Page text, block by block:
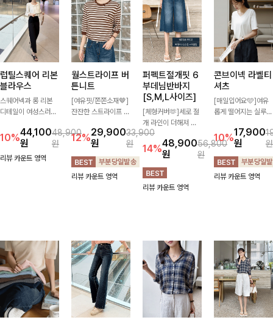
럽틸스퀘어 리본
블라우스
스퀘어넥과 롱 리본
디테일이 여성스러운
는 블라우스입니다.
자연스럽게 잡힌 셔링
과 봉긋한 소매가 여
10%44,100
원
48,900
원
리뷰 카운트 영역
월스트라이프 버
튼니트
[여유핏/쫀쫀소재🤎]
잔잔한 스트라이프 패
더해져 캐주얼하면서
도 세련된 무드를 연
출해주는 니트- 가볍
고 부드러운 착용감으
로 단독은 물론 데일
12%29,900
원
33,900
원
리뷰 카운트 영역
퍼펙트절개핏 6
부데님반바지
[S,M,L사이즈]
[체형커버🫶]세로 절
개 라인이 더해져 다
리 라인을 더욱 길고
슬림하게 연출해주는
5부 데님 반바지 🤍
부담 없는 기장과 여
유로운 핏으로 편안하
게 착용되며 다양한
14%48,900
원
56,800
원
리뷰 카운트 영역
콘브이넥 라벨티
셔츠
[매일입어요🩵]여유
롭게 떨어지는 실루엣
자인으로 데일리하게
즐기기 좋은 티셔츠-
소매 라벨 디테일이
은은한 포인트를 더해
심플하면서도 센스 있
10%17,900
원
원
리뷰 카운트 영역